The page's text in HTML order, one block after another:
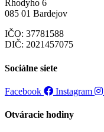
Rhodyho 6
085 01 Bardejov
IČO: 37781588
DIČ: 2021457075
Sociálne siete
Facebook Instagram
Otváracie hodiny